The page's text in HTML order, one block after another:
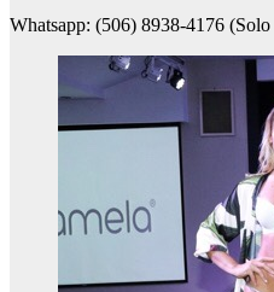
Whatsapp: (506) 8938-4176 (Solo